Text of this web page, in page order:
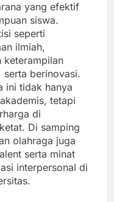
yang efektif
siswa.
seperti
ilmiah,
keterampilan
berinovasi.
ini tidak hanya
tetapi
di
Di samping
olahraga juga
serta minat
interpersonal di